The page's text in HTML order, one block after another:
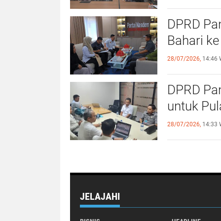
DPRD
Bahari
28/07/2026, 14:46
DPRD
untuk
28/07/2026, 14:33
JELAJAHI